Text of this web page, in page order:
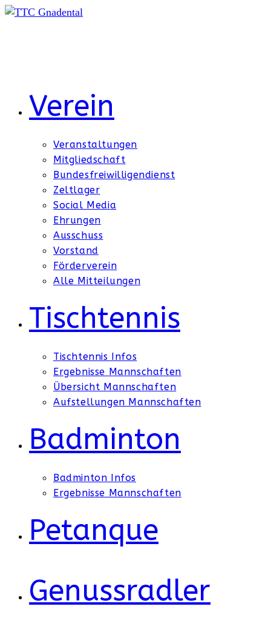
Zum
Verein
Veranstaltungen
Mitgliedschaft
Bundesfreiwilligendienst
Zeltlager
Social Media
Ehrungen
Ausschuss
Vorstand
Förderverein
Alle Mitteilungen
Tischtennis
Tischtennis Infos
Ergebnisse Mannschaften
Übersicht Mannschaften
Aufstellungen Mannschaften
Badminton
Badminton Infos
Ergebnisse Mannschaften
Petanque
Genussradler